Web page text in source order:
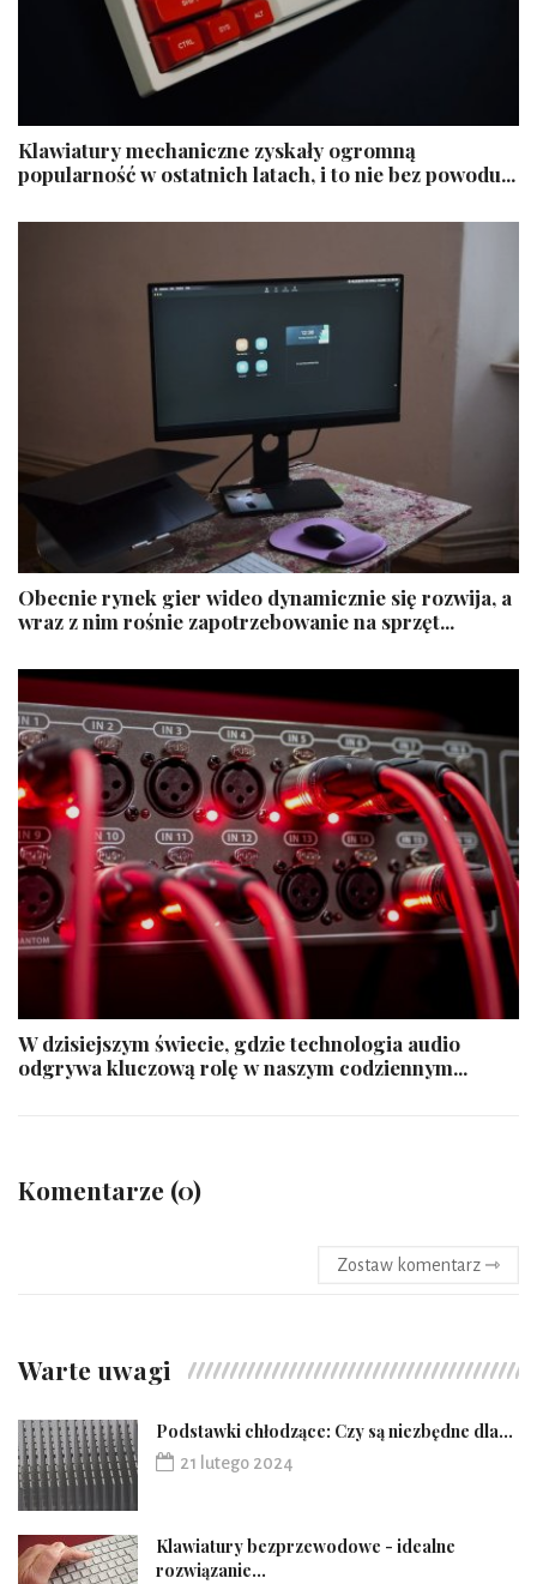
Klawiatury mechaniczne zyskały ogromną
popularność w ostatnich latach, i to nie bez powodu...
Obecnie rynek gier wideo dynamicznie się rozwija, a
wraz z nim rośnie zapotrzebowanie na sprzęt...
W dzisiejszym świecie, gdzie technologia audio
odgrywa kluczową rolę w naszym codziennym...
Komentarze (0)
Zostaw komentarz ⇾
Warte uwagi
Podstawki chłodzące: Czy są niezbędne dla...
21 lutego 2024
Klawiatury bezprzewodowe - idealne
rozwiązanie...